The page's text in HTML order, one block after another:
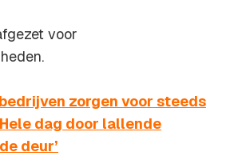
voor
zorgen voor steeds
dag door lallende
deur’